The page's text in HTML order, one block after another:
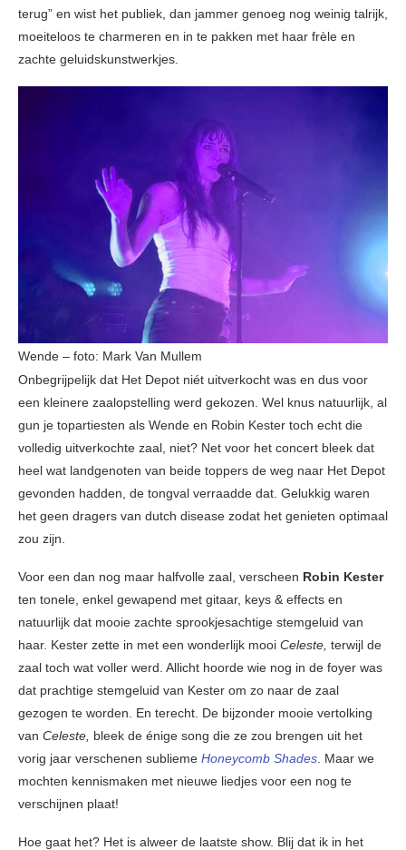
terug” en wist het publiek, dan jammer genoeg nog weinig talrijk,
moeiteloos te charmeren en in te pakken met haar frèle en
zachte geluidskunstwerkjes.
Wende – foto: Mark Van Mullem
Onbegrijpelijk dat Het Depot niét uitverkocht was en dus voor
een kleinere zaalopstelling werd gekozen. Wel knus natuurlijk, al
gun je topartiesten als Wende en Robin Kester toch echt die
volledig uitverkochte zaal, niet? Net voor het concert bleek dat
heel wat landgenoten van beide toppers de weg naar Het Depot
gevonden hadden, de tongval verraadde dat. Gelukkig waren
het geen dragers van dutch disease zodat het genieten optimaal
zou zijn.
Voor een dan nog maar halfvolle zaal, verscheen Robin Kester
ten tonele, enkel gewapend met gitaar, keys & effects en
natuurlijk dat mooie zachte sprookjesachtige stemgeluid van
haar. Kester zette in met een wonderlijk mooi Celeste, terwijl de
zaal toch wat voller werd. Allicht hoorde wie nog in de foyer was
dat prachtige stemgeluid van Kester om zo naar de zaal
gezogen te worden. En terecht. De bijzonder mooie vertolking
van Celeste, bleek de énige song die ze zou brengen uit het
vorig jaar verschenen sublieme Honeycomb Shades . Maar we
mochten kennismaken met nieuwe liedjes voor een nog te
verschijnen plaat!
Hoe gaat het? Het is alweer de laatste show. Blij dat ik in het